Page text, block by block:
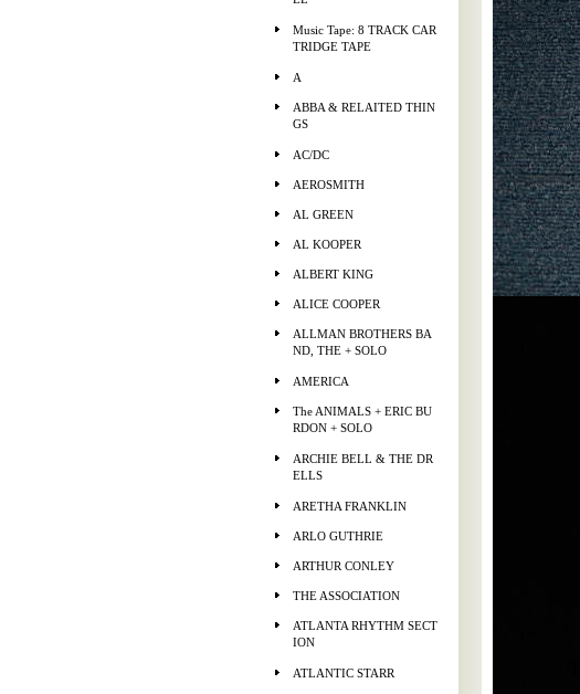
Music Tape: 8 TRACK CAR
TRIDGE TAPE
A
ABBA & RELAITED THIN
GS
AC/DC
AEROSMITH
AL GREEN
AL KOOPER
ALBERT KING
ALICE COOPER
ALLMAN BROTHERS BA
ND, THE + SOLO
AMERICA
The ANIMALS + ERIC BU
RDON + SOLO
ARCHIE BELL & THE DR
ELLS
ARETHA FRANKLIN
ARLO GUTHRIE
ARTHUR CONLEY
THE ASSOCIATION
ATLANTA RHYTHM SECT
ION
ATLANTIC STARR